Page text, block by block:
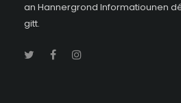
an Hannergrond Informatiounen
gitt.